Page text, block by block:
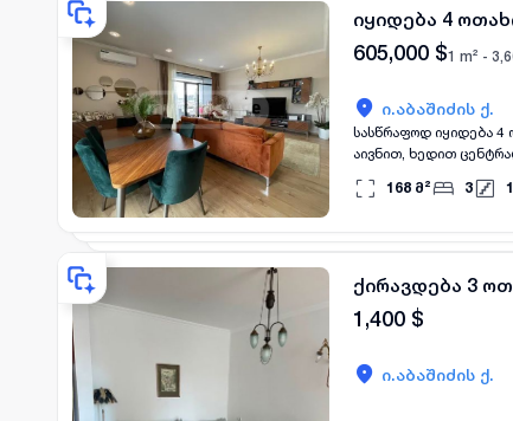
იყიდება 4
605,000 $1 m² -
ი.აბაშიძის ქ.
სასწრაფოდ იყიდება 4
აივნით, ხედით
კონტროლდება 24
აივანი, ბინა არის
168 მ² 3
ქირავდება 3
1,400 $
ი.აბაშიძის ქ.